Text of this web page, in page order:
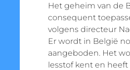
Het geheim van de
consequent
volgens directeur
Er wordt in België
aangeboden. Het
lesstof kent en